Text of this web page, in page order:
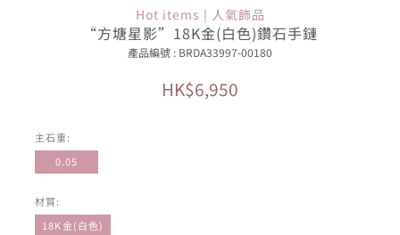
Hot items | 人氣飾品
“方塘星影”18K金(白色)鑽石手鏈
產品編號 : BRDA33997-00180
HK$6,950
主石重:
0.05
材質:
18K金(白色)